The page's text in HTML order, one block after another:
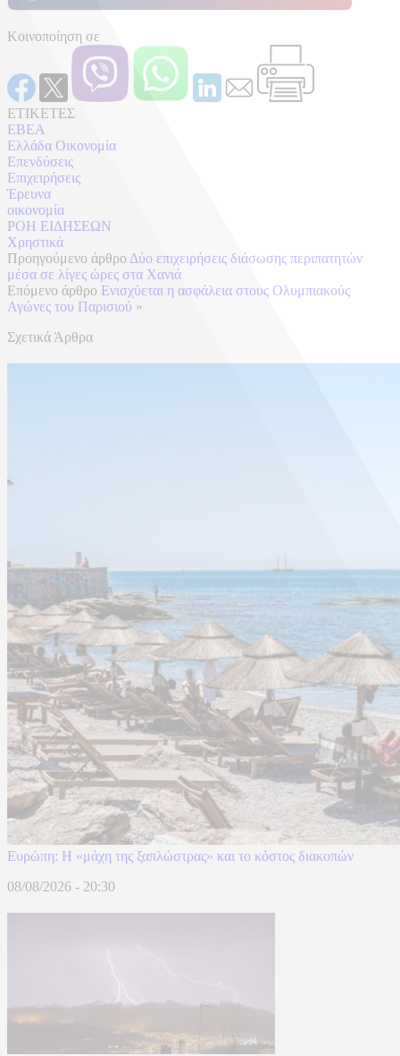
Κοινοποίηση σε
ΕΤΙΚΕΤΕΣ
ΕΒΕΑ
Ελλάδα Οικονομία
Επενδύσεις
Επιχειρήσεις
Έρευνα
οικονομία
ΡΟΗ ΕΙΔΗΣΕΩΝ
Χρηστικά
Προηγούμενο άρθρο Δύο επιχειρήσεις διάσωσης περιπατητών
μέσα σε λίγες ώρες στα Χανιά
Επόμενο άρθρο Ενισχύεται η ασφάλεια στους Ολυμπιακούς
Αγώνες του Παρισιού »
Σχετικά Άρθρα
Ευρώπη: H «μάχη της ξαπλώστρας» και το κόστος διακοπών
08/08/2026 - 20:30